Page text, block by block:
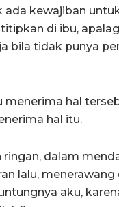
ada kewajiban
di ibu,
bila tidak punya
hal
hal itu.
ringan, dalam
lalu, menerawang
aku,